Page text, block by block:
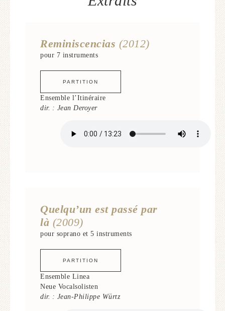
Reminiscencias (2012)
pour 7 instruments
PARTITION
Ensemble l’Itinéraire
dir. : Jean Deroyer
Quelqu’un est passé par
là (2009)
pour soprano et 5 instruments
PARTITION
Ensemble Linea
Neue Vocalsolisten
dir. : Jean-Philippe Würtz